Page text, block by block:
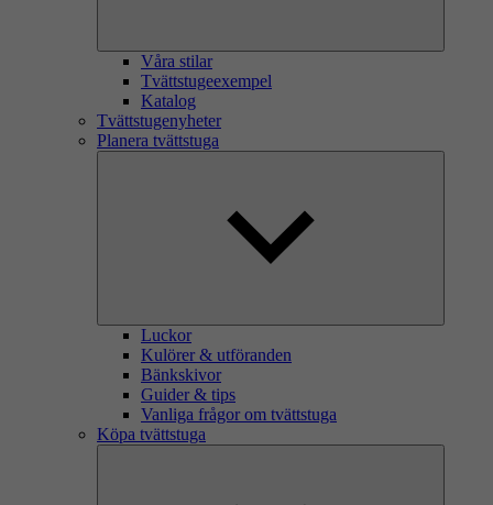
Våra stilar
Tvättstugeexempel
Katalog
Tvättstugenyheter
Planera tvättstuga
Luckor
Kulörer & utföranden
Bänkskivor
Guider & tips
Vanliga frågor om tvättstuga
Köpa tvättstuga